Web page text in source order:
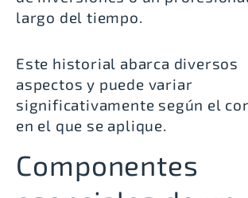
largo del tiempo.
Este historial abarca diversos
aspectos y puede variar
significativamente según el
en el que se aplique.
Componentes